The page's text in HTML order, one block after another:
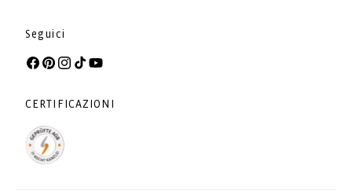
Seguici
Facebook
Pinterest
Instagram
TikTokYouTube
CERTIFICAZIONI